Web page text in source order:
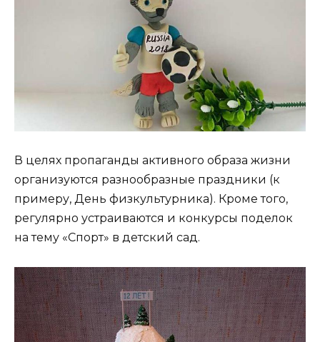
В целях пропаганды активного образа жизни
организуются разнообразные праздники (к
примеру, День физкультурника). Кроме того,
регулярно устраиваются и конкурсы поделок
на тему «Спорт» в детский сад.